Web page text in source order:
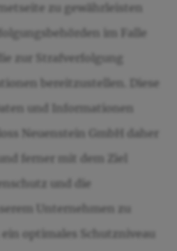
zu gewährleisten
im Falle
zur Strafverfolgung
bereitzustellen. Diese
und Informationen
Neuenstein GmbH daher
ferner mit dem Ziel
und die
Unternehmen zu
optimales Schutzniveau